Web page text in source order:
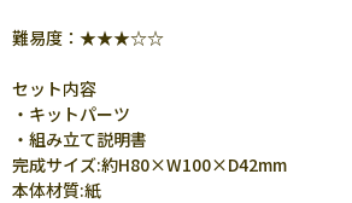
難易度：★★★☆☆
セット内容
・キットパーツ
・組み立て説明書
完成サイズ:約H80×W100×D42mm
本体材質:紙